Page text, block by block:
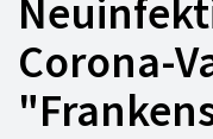
Corona-